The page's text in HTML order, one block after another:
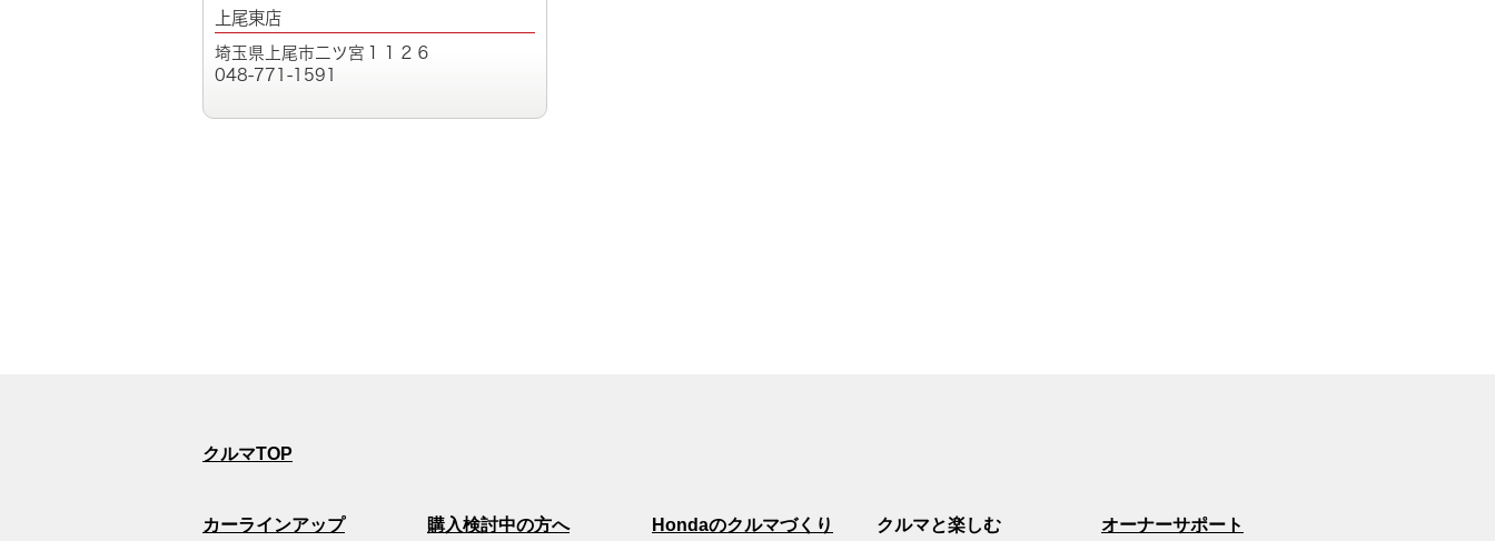
上尾東店
埼玉県上尾市二ツ宮１１２６
048-771-1591
クルマTOP
カーラインアップ 購入検討中の方へ Hondaのクルマづくり クルマと楽しむ オーナーサポート